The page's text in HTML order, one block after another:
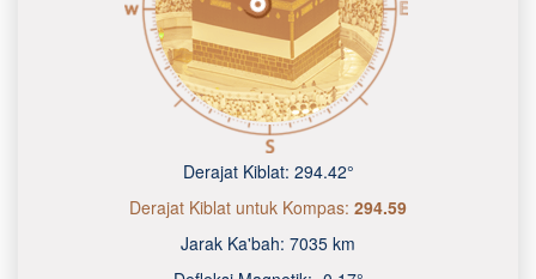
Derajat Kiblat: 294.42°
Derajat Kiblat untuk Kompas: 294.59
Jarak Ka'bah: 7035 km